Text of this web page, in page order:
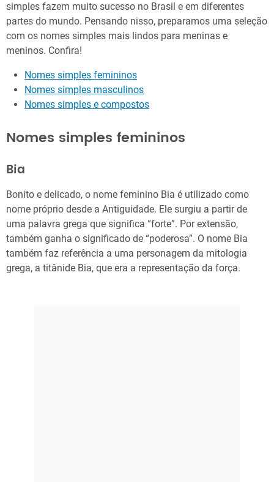
simples fazem muito sucesso no Brasil e em diferentes
partes do mundo. Pensando nisso, preparamos uma seleção
com os nomes simples mais lindos para meninas e
meninos. Confira!
Nomes simples femininos
Nomes simples masculinos
Nomes simples e compostos
Nomes simples femininos
Bia
Bonito e delicado, o nome feminino Bia é utilizado como
nome próprio desde a Antiguidade. Ele surgiu a partir de
uma palavra grega que significa “forte”. Por extensão,
também ganha o significado de “poderosa”. O nome Bia
também faz referência a uma personagem da mitologia
grega, a titânide Bia, que era a representação da força.